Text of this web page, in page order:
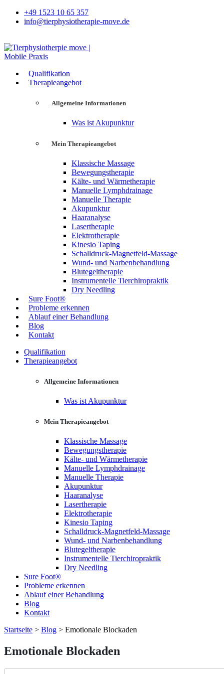
+49 1523 10 65 357
info@tierphysiotherapie-move.de
Qualifikation
Therapieangebot
Allgemeine Informationen
Was ist Akupunktur
Mein Therapieangebot
Klassische Massage
Bewegungstherapie
Kälte- und Wärmetherapie
Manuelle Lymphdrainage
Manuelle Therapie
Akupunktur
Haaranalyse
Lasertherapie
Elektrotherapie
Kinesio Taping
Schalldruck-Magnetfeld-Massage
Wund- und Narbenbehandlung
Blutegeltherapie
Instrumentelle Tierchiropraktik
Dry Needling
Sure Foot®
Probleme erkennen
Ablauf einer Behandlung
Blog
Kontakt
Qualifikation
Therapieangebot
Allgemeine Informationen
Was ist Akupunktur
Mein Therapieangebot
Klassische Massage
Bewegungstherapie
Kälte- und Wärmetherapie
Manuelle Lymphdrainage
Manuelle Therapie
Akupunktur
Haaranalyse
Lasertherapie
Elektrotherapie
Kinesio Taping
Schalldruck-Magnetfeld-Massage
Wund- und Narbenbehandlung
Blutegeltherapie
Instrumentelle Tierchiropraktik
Dry Needling
Sure Foot®
Probleme erkennen
Ablauf einer Behandlung
Blog
Kontakt
Startseite > Blog > Emotionale Blockaden
Emotionale Blockaden